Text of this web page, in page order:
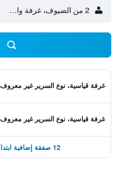
2 من الضيوف، غرفة واحدة
غرفة قياسية، نوع السرير غير معروف
غرفة قياسية، نوع السرير غير معروف
12 صفقة إضافية ابتداءً من 309 ﷼